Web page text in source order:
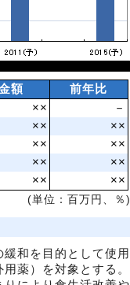
額
前年比
××
－
××
××
××
××
××
××
××
××
(単位：百万円、％)
和を目的として使用
薬）を対象とする。